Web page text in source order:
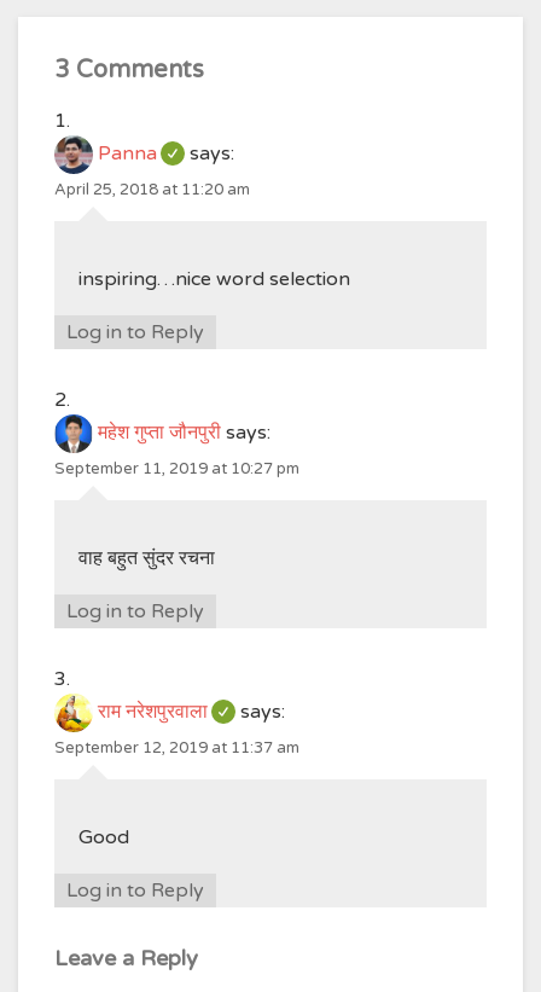
3 Comments
Panna says:
April 25, 2018 at 11:20 am
inspiring…nice word selection
Log in to Reply
महेश गुप्ता जौनपुरी says:
September 11, 2019 at 10:27 pm
वाह बहुत सुंदर रचना
Log in to Reply
राम नरेशपुरवाला says:
September 12, 2019 at 11:37 am
Good
Log in to Reply
Leave a Reply